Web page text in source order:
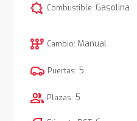
comic_bubble Combustible: Gasolina
auto_transmission Cambio: Manual
Puertas: 5
group Plazas: 5